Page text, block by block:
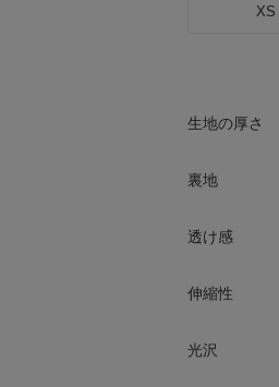
XS
生地の厚さ
裏地
透け感
伸縮性
光沢